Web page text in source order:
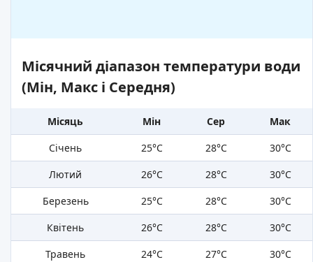
Місячний діапазон температури води
(Мін, Макс і Середня)
Місяць Мін Сер
Мак
Січень
25°C 28°C
30°C
Лютий
26°C 28°C
30°C
Березень
25°C 28°C
30°C
Квітень
26°C 28°C
30°C
Травень
24°C 27°C
30°C